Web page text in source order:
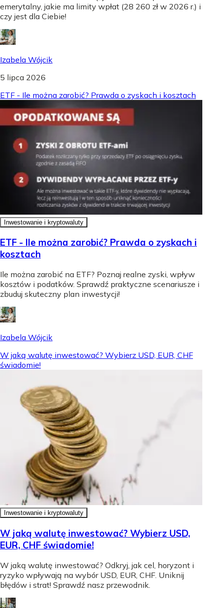
emerytalny, jakie ma limity wpłat (28 260 zł w 2026 r.) i
czy jest dla Ciebie!
Izabela Wójcik
5 lipca 2026
ETF - Ile można zarobić? Prawda o zyskach i kosztach
Inwestowanie i kryptowaluty
ETF - Ile można zarobić? Prawda o zyskach i
kosztach
Ile można zarobić na ETF? Poznaj realne zyski, wpływ
kosztów i podatków. Sprawdź praktyczne scenariusze i
zbuduj skuteczny plan inwestycji!
Izabela Wójcik
W jaką walutę inwestować? Wybierz USD, EUR, CHF
świadomie!
Inwestowanie i kryptowaluty
W jaką walutę inwestować? Wybierz USD,
EUR, CHF świadomie!
W jaką walutę inwestować? Odkryj, jak cel, horyzont i
ryzyko wpływają na wybór USD, EUR, CHF. Uniknij
błędów i strat! Sprawdź nasz przewodnik.